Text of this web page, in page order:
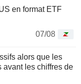
en format ETF
07/08
alors que les
avant les chiffres de